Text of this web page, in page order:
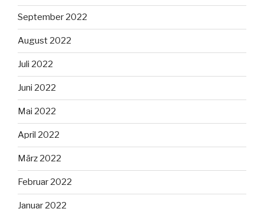
September 2022
August 2022
Juli 2022
Juni 2022
Mai 2022
April 2022
März 2022
Februar 2022
Januar 2022